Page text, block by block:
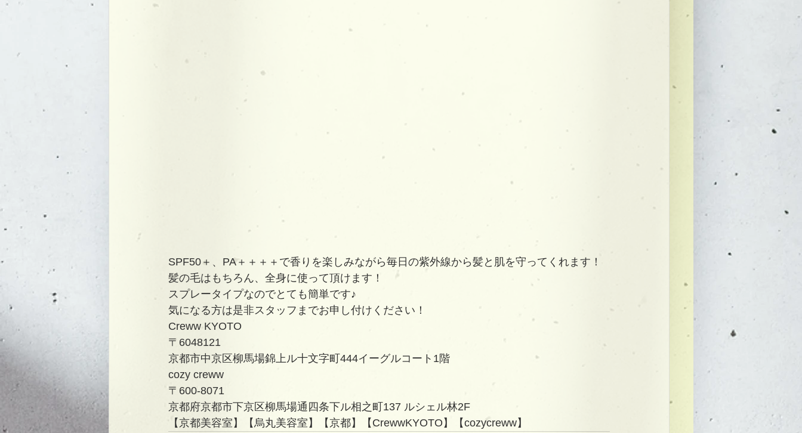
SPF50＋、PA＋＋＋＋で香りを楽しみながら毎日の紫外線から髪と肌を守ってくれます！
髪の毛はもちろん、全身に使って頂けます！
スプレータイプなのでとても簡単です♪
気になる方は是非スタッフまでお申し付けください！
Creww KYOTO
〒6048121
京都市中京区柳馬場錦上ル十文字町444イーグルコート1階
cozy creww
〒600-8071
京都府京都市下京区柳馬場通四条下ル相之町137 ルシェル林2F
【京都美容室】【烏丸美容室】【京都】【CrewwKYOTO】【cozycreww】